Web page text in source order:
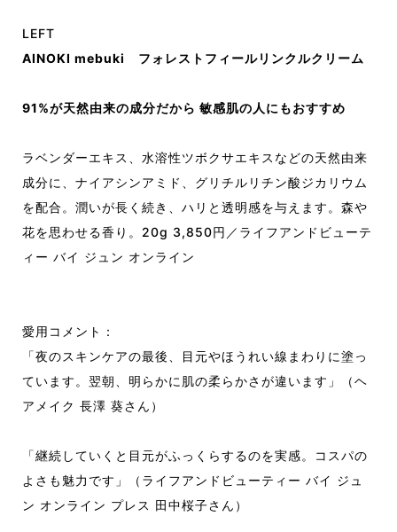
LEFT
AINOKI mebuki フォレストフィールリンクルクリーム
91%が天然由来の成分だから 敏感肌の人にもおすすめ
ラベンダーエキス、水溶性ツボクサエキスなどの天然由来
成分に、ナイアシンアミド、グリチルリチン酸ジカリウム
を配合。潤いが長く続き、ハリと透明感を与えます。森や
花を思わせる香り。20g 3,850円／ライフアンドビューテ
ィー バイ ジュン オンライン
愛用コメント：
「夜のスキンケアの最後、目元やほうれい線まわりに塗っ
ています。翌朝、明らかに肌の柔らかさが違います」（ヘ
アメイク 長澤 葵さん）
「継続していくと目元がふっくらするのを実感。コスパの
よさも魅力です」（ライフアンドビューティー バイ ジュ
ン オンライン プレス 田中桜子さん）